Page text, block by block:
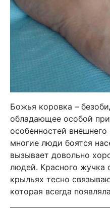
Божья коровка –
обладающее особой
особенностей
многие люди боятся
вызывает довольно
людей. Красного жучка
крыльях тесно
которая всегда